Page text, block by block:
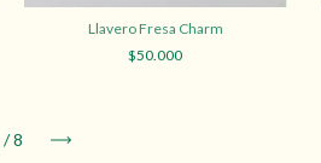
Llavero Fresa Charm
$50.000
/8